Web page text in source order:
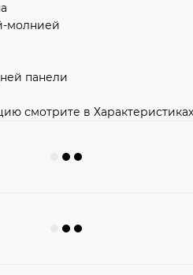
молнией
панели
смотрите в